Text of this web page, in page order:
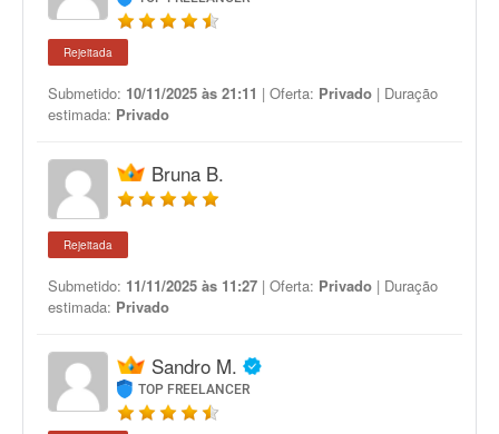
Rejeitada
Submetido: 10/11/2025 às 21:11 | Oferta: Privado | Duração
estimada: Privado
Bruna B.
Rejeitada
Submetido: 11/11/2025 às 11:27 | Oferta: Privado | Duração
estimada: Privado
Sandro M.
TOP FREELANCER